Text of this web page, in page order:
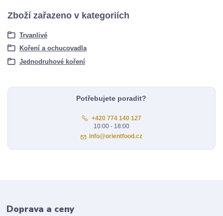
Zboží zařazeno v kategoriích
Trvanlivé
Koření a ochucovadla
Jednodruhové koření
Potřebujete poradit?
+420 774 140 127
10:00 - 18:00
info@orientfood.cz
Doprava a ceny